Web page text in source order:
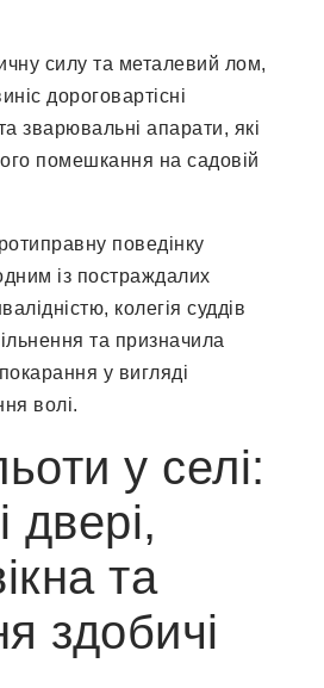
силу та металевий лом,
дороговартісні
зварювальні апарати, які
помешкання на садовій
поведінку
із постраждалих
колегія суддів
та призначила
у вигляді
волі.
у селі:
двері,
та
здобичі